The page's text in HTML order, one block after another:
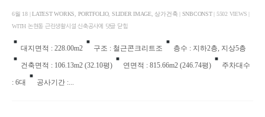
6월 18 | LATEST WORKS, PORTFOLIO, SLIDER IMAGE, 상가건축 SNBCONST| 5502 VIEWS |
WITH 논현동 근린생활시설 신축공사에 댓글 닫힘
대지면적 : 228.00m2 구조 : 철근콘크리트조 층수 : 지하2층, 지상5층
건축면적 : 106.13m2 (32.10평) 연면적 : 815.66m2 (246.74평) 주차대수
: 6대 공사기간 :...